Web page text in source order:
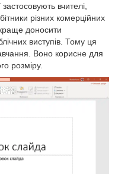
вчителі,
різних комерційних
доносити
виступів. Тому ця
Воно корисне для
розміру.